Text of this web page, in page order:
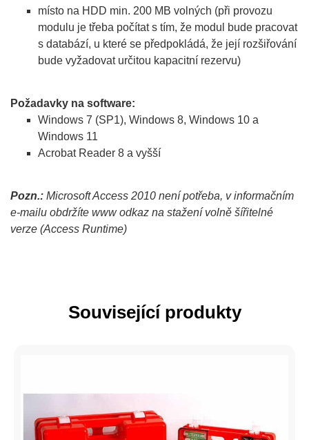
místo na HDD min. 200 MB volných (při provozu
modulu je třeba počítat s tím, že modul bude pracovat
s databází, u které se předpokládá, že její rozšiřování
bude vyžadovat určitou kapacitní rezervu)
Požadavky na software:
Windows 7 (SP1), Windows 8, Windows 10 a
Windows 11
Acrobat Reader 8 a vyšší
Pozn.: Microsoft Access 2010 není potřeba, v informačním
e-mailu obdržíte www odkaz na stažení volně šířitelné
verze (Access Runtime)
Související produkty